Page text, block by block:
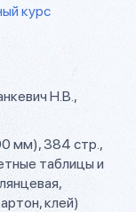
курс
Н.В.,
мм), 384 стр.,
таблицы и
клей)